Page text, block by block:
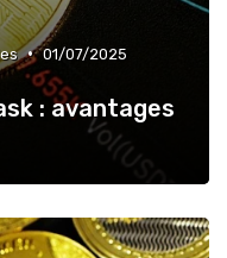
• 01/07/2025
: avantages